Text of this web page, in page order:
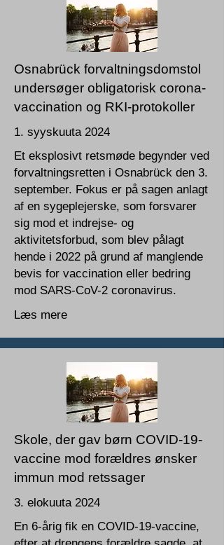
Osnabrück forvaltningsdomstol
undersøger obligatorisk corona-
vaccination og RKI-protokoller
1. syyskuuta 2024
Et eksplosivt retsmøde begynder ved
forvaltningsretten i Osnabrück den 3.
september. Fokus er på sagen anlagt
af en sygeplejerske, som forsvarer
sig mod et indrejse- og
aktivitetsforbud, som blev pålagt
hende i 2022 på grund af manglende
bevis for vaccination eller bedring
mod SARS-CoV-2 coronavirus.
Læs mere
Skole, der gav børn COVID-19-
vaccine mod forældres ønsker
immun mod retssager
3. elokuuta 2024
En 6-årig fik en COVID-19-vaccine,